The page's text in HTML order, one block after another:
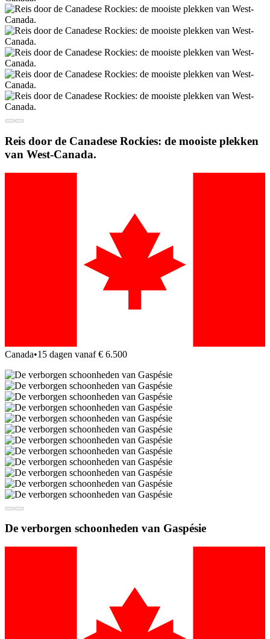
Reis door de Canadese Rockies: de mooiste plekken
van West-Canada.
Canada•15 dagen vanaf € 6.500
De verborgen schoonheden van Gaspésie